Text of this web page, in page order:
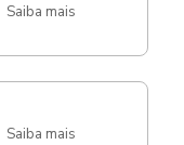
Saiba mais
Saiba mais